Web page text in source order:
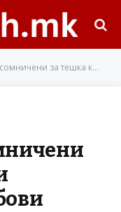
тешка кражба и сквернавење гробови